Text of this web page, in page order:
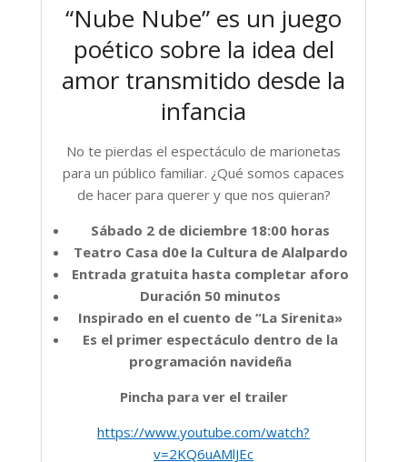
“Nube Nube” es un juego
poético sobre la idea del
amor transmitido desde la
infancia
No te pierdas el espectáculo de marionetas
para un público familiar. ¿Qué somos capaces
de hacer para querer y que nos quieran?
Sábado 2 de diciembre 18:00 horas
Teatro Casa d0e la Cultura de Alalpardo
Entrada gratuita hasta completar aforo
Duración 50 minutos
Inspirado en el cuento de “La Sirenita»
Es el primer espectáculo dentro de la
programación navideña
Pincha para ver el trailer
https://www.youtube.com/watch?
v=2KQ6uAMlJEc